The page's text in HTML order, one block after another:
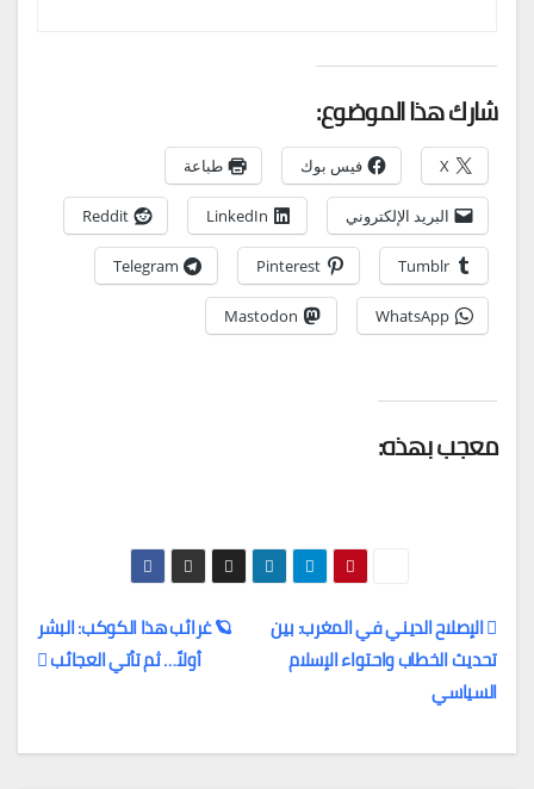
شارك هذا الموضوع:
X فيس بوك طباعة
البريد الإلكتروني LinkedIn
Reddit
Tumblr
Pinterest
Telegram
WhatsApp
Mastodon
معجب بهذه:
تصفّح
المقالات
🪐 غرائب هذا الكوكب: البشر
أولاً… ثم تأتي العجائب
الإصلاح الديني في المغرب: بين
تحديث الخطاب واحتواء الإسلام
السياسي